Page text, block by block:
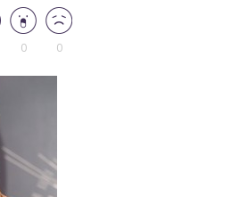
0 0